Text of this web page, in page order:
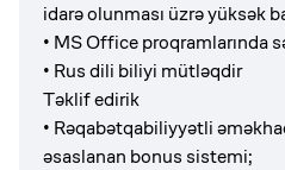
idarə olunması üzrə yüksək
• MS Office proqramlarında
• Rus dili biliyi mütləqdir
Təklif edirik
• Rəqabətqabiliyyətli
əsaslanan bonus sistemi;